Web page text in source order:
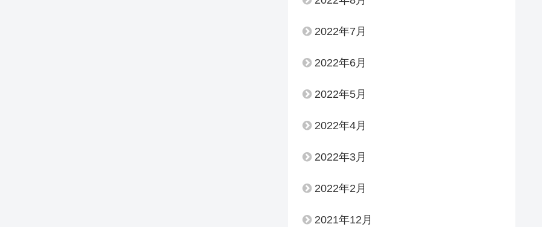
2022年7月
2022年6月
2022年5月
2022年4月
2022年3月
2022年2月
2021年12月